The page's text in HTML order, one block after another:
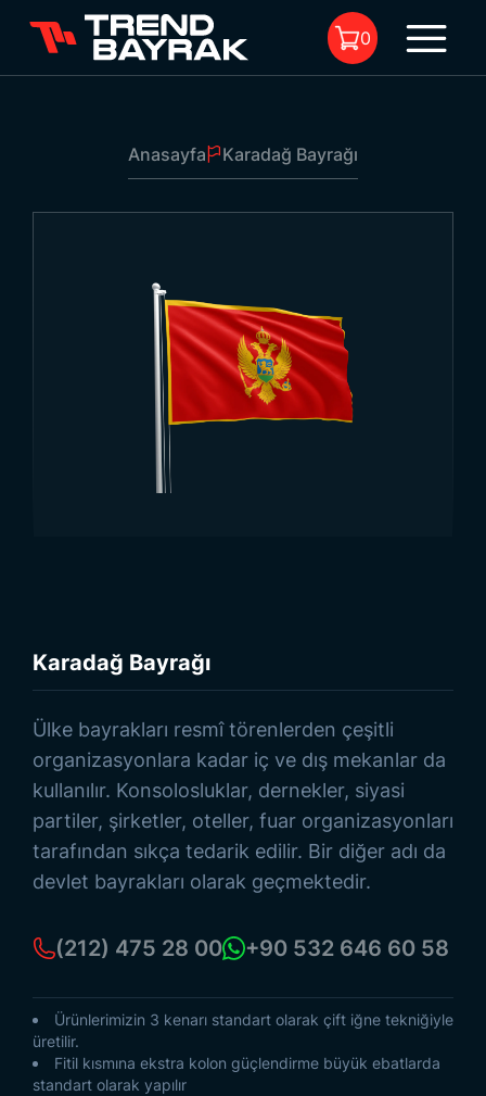
Karadağ Bayrağı
Kumaş Tipi Ve Baskı:
0
Anasayfa Karadağ Bayrağı
Karadağ Bayrağı
Ülke bayrakları resmî törenlerden çeşitli
organizasyonlara kadar iç ve dış mekanlar da
kullanılır. Konsolosluklar, dernekler, siyasi
partiler, şirketler, oteller, fuar organizasyonları
tarafından sıkça tedarik edilir. Bir diğer adı da
devlet bayrakları olarak geçmektedir.
(212) 475 28 00 +90 532 646 60 58
Ürünlerimizin 3 kenarı standart olarak çift iğne tekniğiyle
üretilir.
Fitil kısmına ekstra kolon güçlendirme büyük ebatlarda
standart olarak yapılır
Ürünlere Göz At